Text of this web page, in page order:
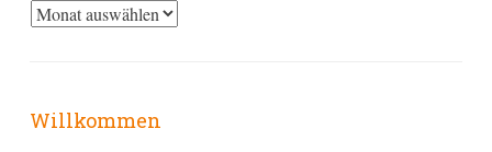
Archiv
Willkommen